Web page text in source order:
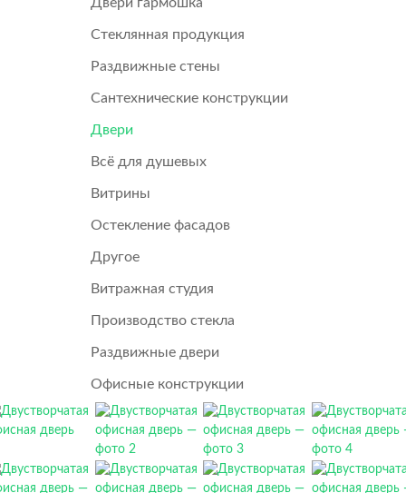
Стеклянная продукция
Раздвижные стены
Сантехнические конструкции
Двери
Всё для душевых
Витрины
Остекление фасадов
Другое
Витражная студия
Производство стекла
Раздвижные двери
Офисные конструкции